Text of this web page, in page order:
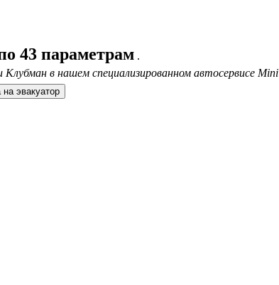
43 параметрам .
в нашем специализированном автосервисе Mini
заявка на эвакуатор